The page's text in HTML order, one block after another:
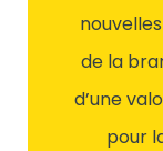
de la
d’une
pour